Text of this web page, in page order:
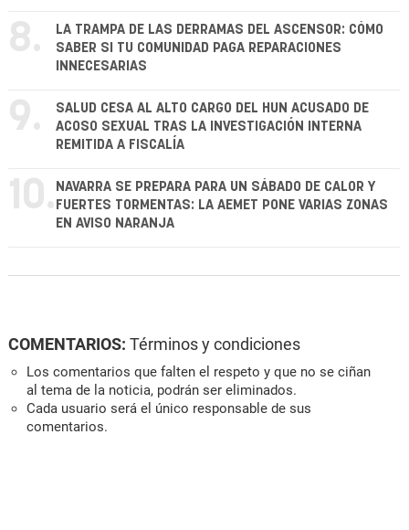
8.
LA TRAMPA DE LAS DERRAMAS DEL ASCENSOR: CÓMO
SABER SI TU COMUNIDAD PAGA REPARACIONES
INNECESARIAS
9.
SALUD CESA AL ALTO CARGO DEL HUN ACUSADO DE
ACOSO SEXUAL TRAS LA INVESTIGACIÓN INTERNA
REMITIDA A FISCALÍA
10. NAVARRA SE PREPARA PARA UN SÁBADO DE CALOR Y
FUERTES TORMENTAS: LA AEMET PONE VARIAS ZONAS
EN AVISO NARANJA
COMENTARIOS: Términos y condiciones
Los comentarios que falten el respeto y que no se ciñan
al tema de la noticia, podrán ser eliminados.
Cada usuario será el único responsable de sus
comentarios.